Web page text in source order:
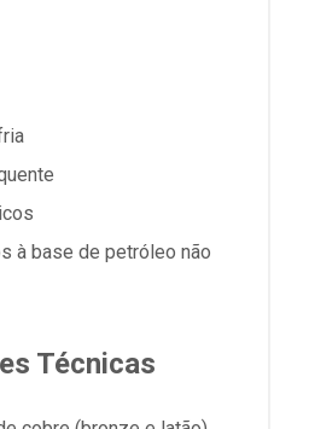
à base de petróleo não
Técnicas